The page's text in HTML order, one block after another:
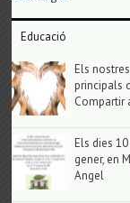
Educació
Els nostres
principals
Compartir
Els dies
gener, en
Angel